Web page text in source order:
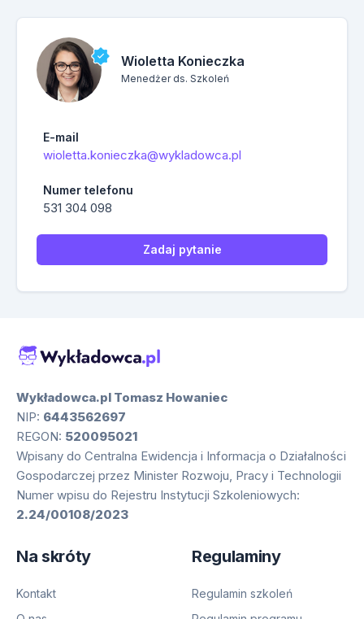
Wioletta Konieczka
Menedżer ds. Szkoleń
E-mail
wioletta.konieczka@wykladowca.pl
Numer telefonu
531 304 098
Zadaj pytanie
Wykładowca.pl Tomasz Howaniec
NIP: 6443562697
REGON: 520095021
Wpisany do Centralna Ewidencja i Informacja o Działalności
Gospodarczej przez Minister Rozwoju, Pracy i Technologii
Numer wpisu do Rejestru Instytucji Szkoleniowych:
2.24/00108/2023
Na skróty
Kontakt
Regulaminy
Regulamin szkoleń